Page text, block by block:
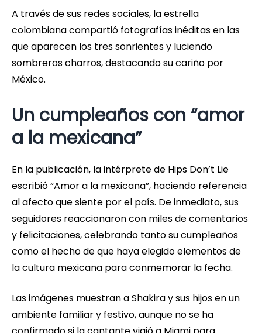
A través de sus redes sociales, la estrella
colombiana compartió fotografías inéditas en las
que aparecen los tres sonrientes y luciendo
sombreros charros, destacando su cariño por
México.
Un cumpleaños con “amor
a la mexicana”
En la publicación, la intérprete de Hips Don’t Lie
escribió “Amor a la mexicana”, haciendo referencia
al afecto que siente por el país. De inmediato, sus
seguidores reaccionaron con miles de comentarios
y felicitaciones, celebrando tanto su cumpleaños
como el hecho de que haya elegido elementos de
la cultura mexicana para conmemorar la fecha.
Las imágenes muestran a Shakira y sus hijos en un
ambiente familiar y festivo, aunque no se ha